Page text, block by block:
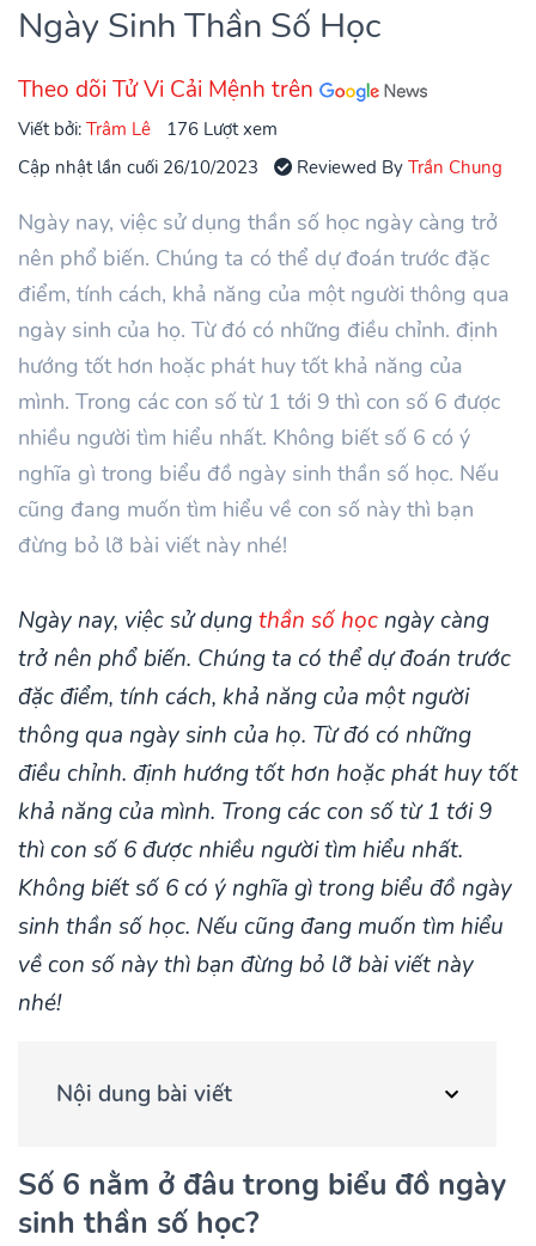
Ngày Sinh Thần Số Học
Theo dõi Tử Vi Cải Mệnh trên
Viết bởi:Trâm Lê
176 Lượt xem
Cập nhật lần cuối 26/10/2023
Reviewed ByTrần Chung
Ngày nay, việc sử dụng thần số học ngày càng trở
nên phổ biến. Chúng ta có thể dự đoán trước đặc
điểm, tính cách, khả năng của một người thông qua
ngày sinh của họ. Từ đó có những điều chỉnh. định
hướng tốt hơn hoặc phát huy tốt khả năng của
mình. Trong các con số từ 1 tới 9 thì con số 6 được
nhiều người tìm hiểu nhất. Không biết số 6 có ý
nghĩa gì trong biểu đồ ngày sinh thần số học. Nếu
cũng đang muốn tìm hiểu về con số này thì bạn
đừng bỏ lỡ bài viết này nhé!
Ngày nay, việc sử dụngthần số học ngày càng
trở nên phổ biến. Chúng ta có thể dự đoán trước
đặc điểm, tính cách, khả năng của một người
thông qua ngày sinh của họ. Từ đó có những
điều chỉnh. định hướng tốt hơn hoặc phát huy tốt
khả năng của mình. Trong các con số từ 1 tới 9
thì con số 6 được nhiều người tìm hiểu nhất.
Không biết số 6 có ý nghĩa gì trong biểu đồ ngày
sinh thần số học. Nếu cũng đang muốn tìm hiểu
về con số này thì bạn đừng bỏ lỡ bài viết này
nhé!
Nội dung bài viết
Số 6 nằm ở đâu trong biểu đồ ngày
sinh thần số học?